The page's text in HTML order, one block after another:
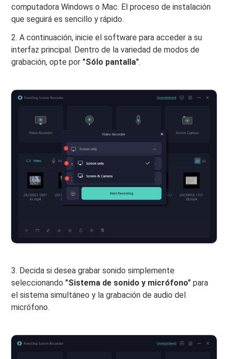
computadora Windows o Mac. El proceso de instalación
que seguirá es sencillo y rápido.
2. A continuación, inicie el software para acceder a su
interfaz principal. Dentro de la variedad de modos de
grabación, opte por "Sólo pantalla".
3. Decida si desea grabar sonido simplemente
seleccionando "Sistema de sonido y micrófono" para
el sistema simultáneo y la grabación de audio del
micrófono.